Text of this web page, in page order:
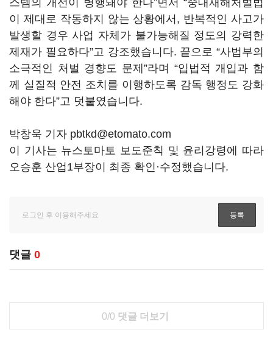
스템의 개선이 병행돼야 한다”면서 “중대재해처벌법
이 제대로 작동하지 않는 상황에서, 반복적인 사고가
발생할 경우 사업 자체가 불가능해질 정도의 강력한
제재가 필요하다”고 강조했습니다. 끝으로 “사법부의
소극적인 처벌 경향도 문제”라며 “입법적 개입과 함
께 실질적 안전 조치를 이행하도록 감독 행정도 강화
해야 한다”고 덧붙였습니다.
박창욱 기자 pbtkd@etomato.com
이 기사는 뉴스토마토 보도준칙 및 윤리강령에 따라
오승훈 산업1부장이 최종 확인·수정했습니다.
댓글 0
0/0 댓글 더보기